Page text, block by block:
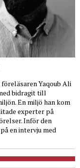
Yaqoub Ali
bidragit till
En miljö han kom
experter på
Inför den
en intervju med